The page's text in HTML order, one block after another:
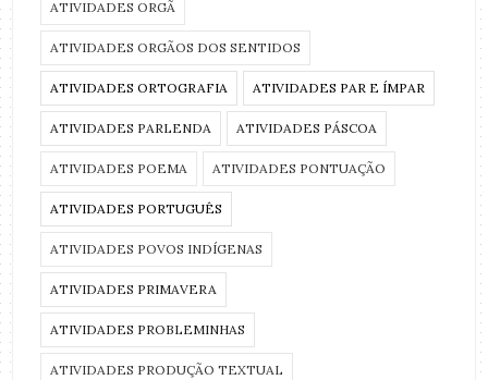
ATIVIDADES ORGÃ
ATIVIDADES ORGÃOS DOS SENTIDOS
ATIVIDADES ORTOGRAFIA ATIVIDADES PAR E ÍMPAR
ATIVIDADES PARLENDA ATIVIDADES PÁSCOA
ATIVIDADES POEMA ATIVIDADES PONTUAÇÃO
ATIVIDADES PORTUGUÊS
ATIVIDADES POVOS INDÍGENAS
ATIVIDADES PRIMAVERA
ATIVIDADES PROBLEMINHAS
ATIVIDADES PRODUÇÃO TEXTUAL